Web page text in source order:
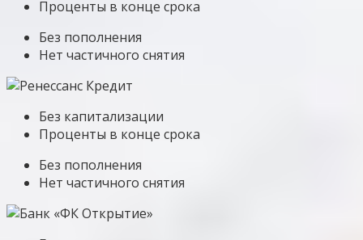
Проценты в конце срока
Без пополнения
Нет частичного снятия
Без капитализации
Проценты в конце срока
Без пополнения
Нет частичного снятия